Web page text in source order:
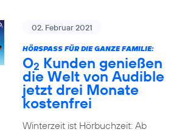
02. Februar 2021
HÖRSPASS FÜR DIE GANZE FAMILIE:
O2 Kunden genießen
die Welt von Audible
jetzt drei Monate
kostenfrei
Winterzeit ist Hörbuchzeit: Ab